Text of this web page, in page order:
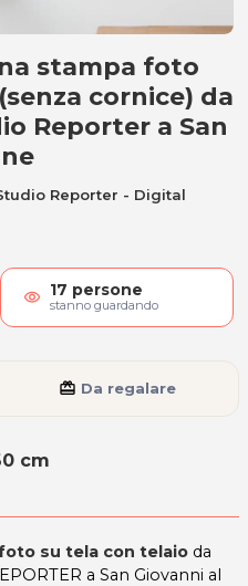
40x60 cm
stampa foto
cornice) da
Reporter a San
Reporter - Digital
visibility 17 persone
stanno guardando
cm
card_giftcard Da regalare
su tela con telaio da
a San Giovanni al